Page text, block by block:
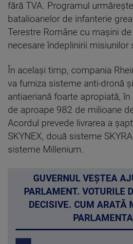
fără TVA. Programul
batalioanelor de infanterie
Terestre Române cu maşini
necesare îndeplinirii misiunilor
În acelaşi timp, compania
va furniza sisteme anti-dronă
antiaeriană foarte apropiată,
de aproape 982 de milioane
Acordul prevede livrarea a
SKYNEX, două sisteme
sisteme Millenium.
GUVERNUL VEȘTEA
PARLAMENT. VOTURILE
DECISIVE. CUM ARATĂ